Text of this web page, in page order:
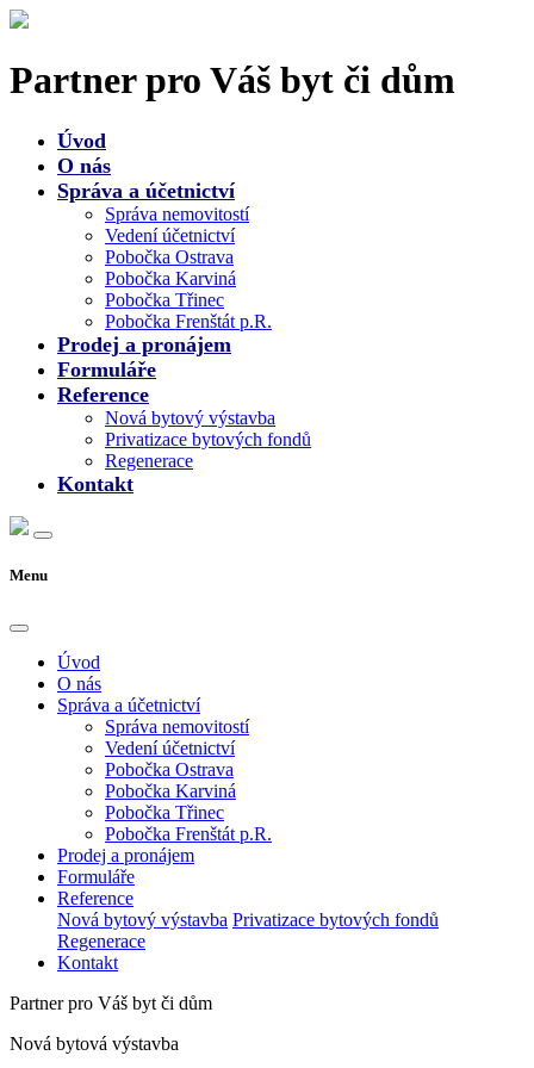
Partner pro Váš byt či dům
Úvod
O nás
Správa a účetnictví
Správa nemovitostí
Vedení účetnictví
Pobočka Ostrava
Pobočka Karviná
Pobočka Třinec
Pobočka Frenštát p.R.
Prodej a pronájem
Formuláře
Reference
Nová bytový výstavba
Privatizace bytových fondů
Regenerace
Kontakt
Menu
Úvod
O nás
Správa a účetnictví
Správa nemovitostí
Vedení účetnictví
Pobočka Ostrava
Pobočka Karviná
Pobočka Třinec
Pobočka Frenštát p.R.
Prodej a pronájem
Formuláře
Reference
Nová bytový výstavba Privatizace bytových fondů
Regenerace
Kontakt
Partner pro Váš byt či dům
Nová bytová výstavba